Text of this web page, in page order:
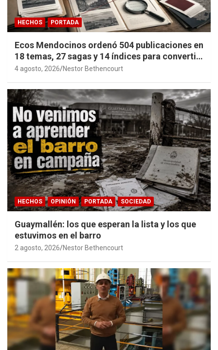
HECHOS PORTADA
Ecos Mendocinos ordenó 504 publicaciones en
18 temas, 27 sagas y 14 índices para convertir
años de investigación en memoria pública
4 agosto, 2026 Nestor Bethencourt
HECHOS OPINIÓN PORTADA SOCIEDAD
Guaymallén: los que esperan la lista y los que
estuvimos en el barro
2 agosto, 2026 Nestor Bethencourt